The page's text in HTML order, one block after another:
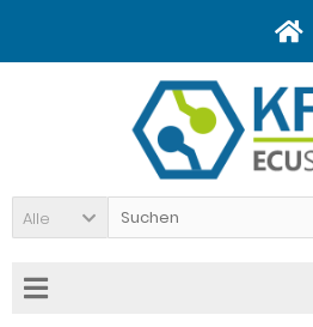
Alle